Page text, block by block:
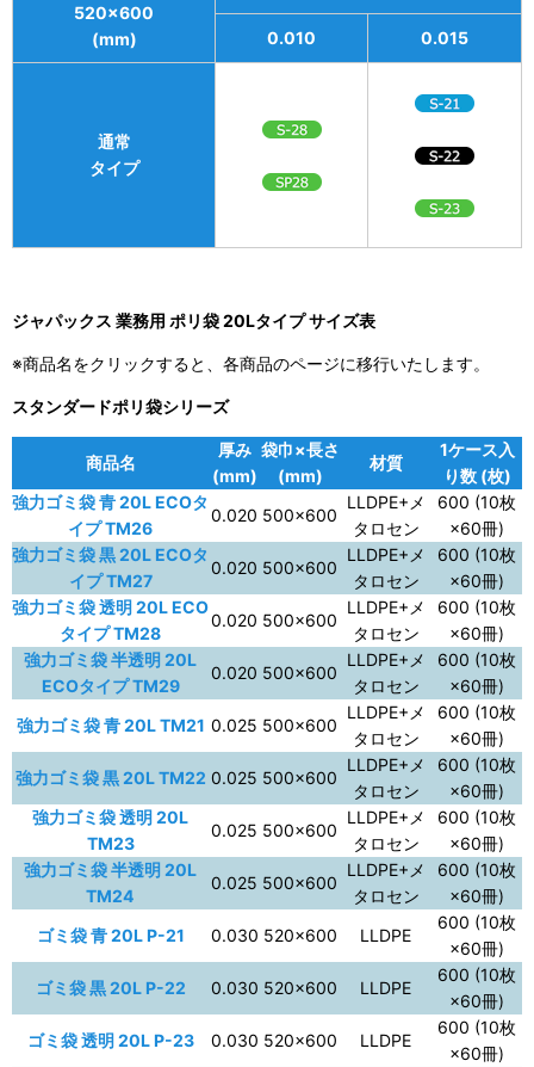
520×600
(mm)
0.010 0.015
通常
タイプ
ジャパックス 業務用 ポリ袋 20Lタイプ サイズ表
※商品名をクリックすると、各商品のページに移行いたします。
スタンダードポリ袋シリーズ
商品名
厚み
(mm)
袋巾×長さ
(mm)
材質
1ケース入
り数 (枚)
強力ゴミ袋 青 20L ECOタ
イプ TM26
0.020 500×600
LLDPE+メ
タロセン
600 (10枚
×60冊)
強力ゴミ袋 黒 20L ECOタ
イプ TM27
0.020 500×600
LLDPE+メ
タロセン
600 (10枚
×60冊)
強力ゴミ袋 透明 20L ECO
タイプ TM28
0.020 500×600
LLDPE+メ
タロセン
600 (10枚
×60冊)
強力ゴミ袋 半透明 20L
ECOタイプ TM29
0.020 500×600
LLDPE+メ
タロセン
600 (10枚
×60冊)
強力ゴミ袋 青 20L TM21 0.025 500×600
LLDPE+メ
タロセン
600 (10枚
×60冊)
強力ゴミ袋 黒 20L TM22 0.025 500×600
LLDPE+メ
タロセン
600 (10枚
×60冊)
強力ゴミ袋 透明 20L
TM23
0.025 500×600
LLDPE+メ
タロセン
600 (10枚
×60冊)
強力ゴミ袋 半透明 20L
TM24
0.025 500×600
LLDPE+メ
タロセン
600 (10枚
×60冊)
ゴミ袋 青 20L P-21
0.030 520×600 LLDPE
600 (10枚
×60冊)
ゴミ袋 黒 20L P-22
0.030 520×600 LLDPE
600 (10枚
×60冊)
ゴミ袋 透明 20L P-23
0.030 520×600 LLDPE
600 (10枚
×60冊)